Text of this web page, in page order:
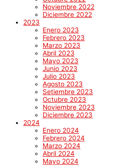
Noviembre 2022
Diciembre 2022
2023
Enero 2023
Febrero 2023
Marzo 2023
Abril 2023
Mayo 2023
Junio 2023
Julio 2023
Agosto 2023
Setiembre 2023
Octubre 2023
Noviembre 2023
Diciembre 2023
2024
Enero 2024
Febrero 2024
Marzo 2024
Abril 2024
Mayo 2024